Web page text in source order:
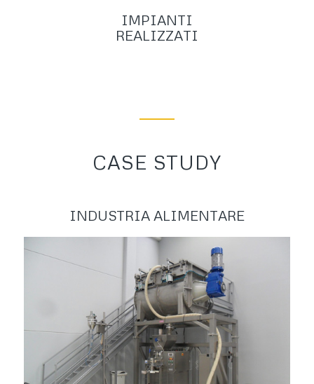
IMPIANTI
REALIZZATI
CASE STUDY
INDUSTRIA ALIMENTARE